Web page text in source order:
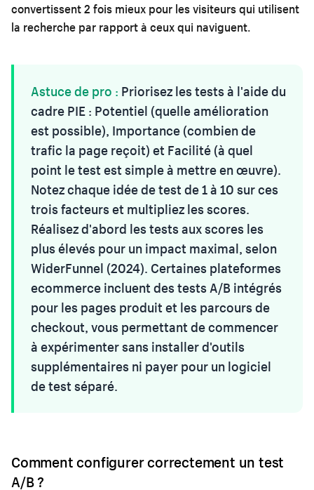
convertissent 2 fois mieux pour les visiteurs qui utilisent
la recherche par rapport à ceux qui naviguent.
Astuce de pro : Priorisez les tests à l'aide du
cadre PIE : Potentiel (quelle amélioration
est possible), Importance (combien de
trafic la page reçoit) et Facilité (à quel
point le test est simple à mettre en œuvre).
Notez chaque idée de test de 1 à 10 sur ces
trois facteurs et multipliez les scores.
Réalisez d'abord les tests aux scores les
plus élevés pour un impact maximal, selon
WiderFunnel (2024). Certaines plateformes
ecommerce incluent des tests A/B intégrés
pour les pages produit et les parcours de
checkout, vous permettant de commencer
à expérimenter sans installer d'outils
supplémentaires ni payer pour un logiciel
de test séparé.
Comment configurer correctement un test
A/B ?